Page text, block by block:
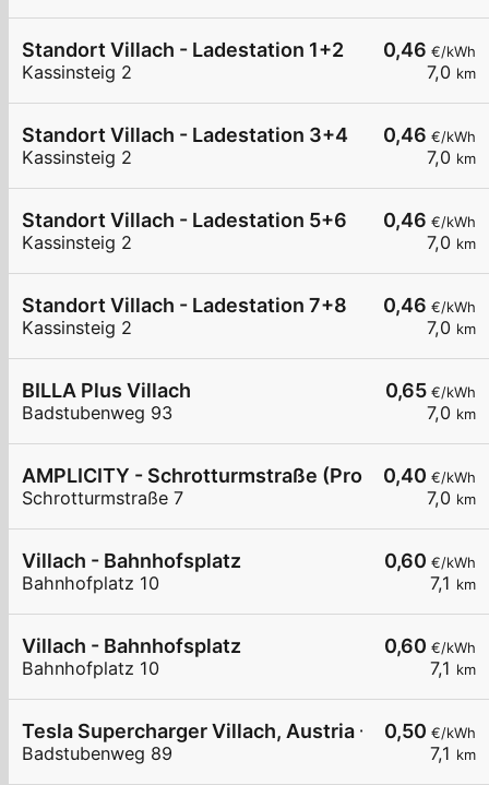
0,46 €/kWh
7,0 km
Standort Villach - Ladestation 1+2
Kassinsteig 2
0,46 €/kWh
7,0 km
Standort Villach - Ladestation 3+4
Kassinsteig 2
0,46 €/kWh
7,0 km
Standort Villach - Ladestation 5+6
Kassinsteig 2
0,46 €/kWh
7,0 km
Standort Villach - Ladestation 7+8
Kassinsteig 2
0,65 €/kWh
7,0 km
BILLA Plus Villach
Badstubenweg 93
0,40 €/kWh
7,0 km
AMPLICITY - Schrotturmstraße (Probst GmbH)
Schrotturmstraße 7
0,60 €/kWh
7,1 km
Villach - Bahnhofsplatz
Bahnhofplatz 10
0,60 €/kWh
7,1 km
Villach - Bahnhofsplatz
Bahnhofplatz 10
0,50 €/kWh
7,1 km
Tesla Supercharger Villach, Austria - West
Badstubenweg 89